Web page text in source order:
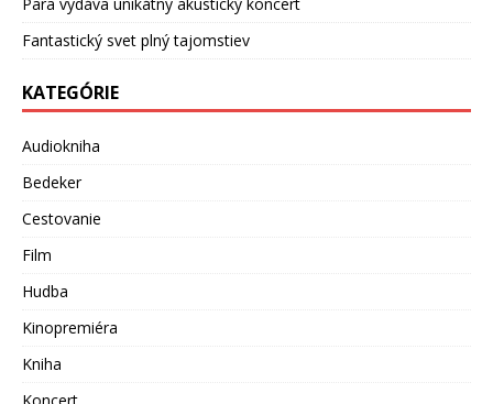
Fantastický svet plný tajomstiev
KATEGÓRIE
Audiokniha
Bedeker
Cestovanie
Film
Hudba
Kinopremiéra
Kniha
Koncert